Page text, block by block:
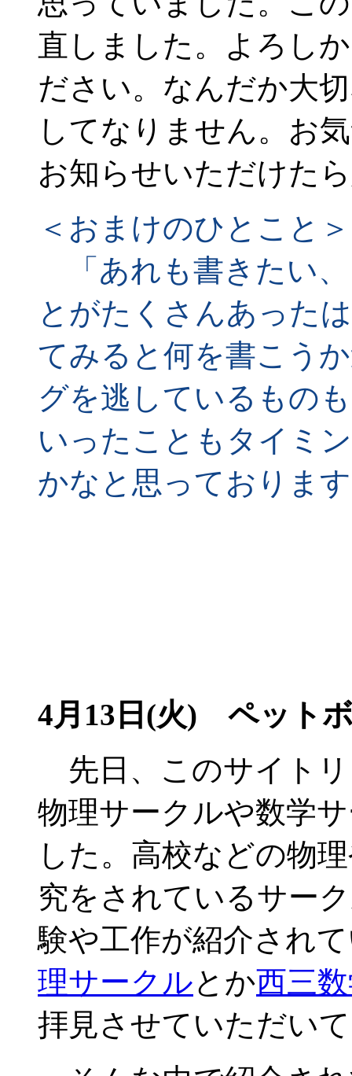
直しました。よろし
ださい。なんだか大
してなりません。お
お知らせいただけた
＜おまけのひとこと＞
「あれも書きたい
とがたくさんあった
てみると何を書こう
グを逃しているもの
いったこともタイミ
かなと思っておりま
4月13日(火) ペット
先日、このサイト
物理サークルや数学
した。高校などの物
究をされているサー
験や工作が紹介され
理サークルとか西三
拝見させていただい